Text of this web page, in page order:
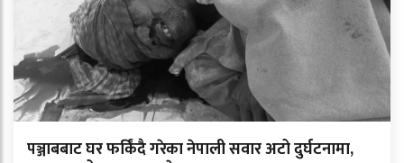
पञ्जाबबाट घर फर्किंदै गरेका नेपाली सवार अटो दुर्घटनामा,